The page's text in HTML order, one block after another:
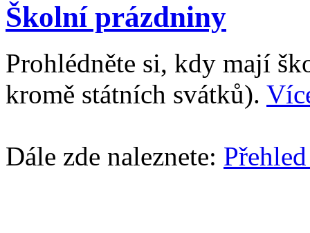
Školní prázdniny
Prohlédněte si, kdy mají
kromě státních svátků).
Dále zde naleznete: